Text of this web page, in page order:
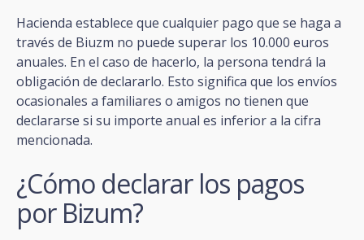
Hacienda establece que cualquier pago que se haga a
través de Biuzm no puede superar los 10.000 euros
anuales. En el caso de hacerlo, la persona tendrá la
obligación de declararlo. Esto significa que los envíos
ocasionales a familiares o amigos no tienen que
declararse si su importe anual es inferior a la cifra
mencionada.
¿Cómo declarar los pagos
por Bizum?